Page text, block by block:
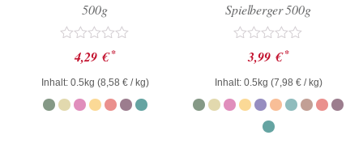
500g
Bewertet
mit
0
von
5
4,29 € *
Inhalt: 0.5kg (8,58 €/ kg)
Spielberger 500g
Bewertet
mit
0
von
5
3,99 € *
Inhalt: 0.5kg (7,98 €/ kg)